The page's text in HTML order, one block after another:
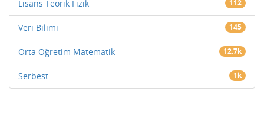
Lisans Teorik Fizik 112
Veri Bilimi 145
Orta Öğretim Matematik 12.7k
Serbest 1k